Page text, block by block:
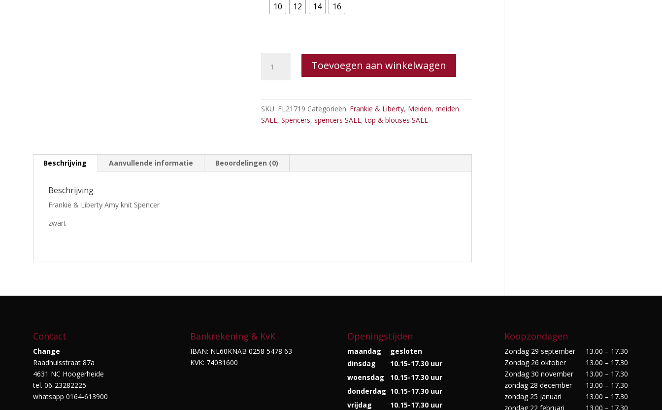
10 12 14 16
aantal
Toevoegen aan winkelwagen
SKU: FL21719 Categorieën: Frankie & Liberty, Meiden,meiden
SALE,Spencers,spencers SALE,top & blouses SALE
Beschrijving Aanvullende informatie Beoordelingen (0)
Beschrijving
Frankie & Liberty Amy knit Spencer
zwart
Contact
Change
Raadhuisstraat 87a
4631 NC Hoogerheide
tel. 06-23282225
whatsapp 0164-613900
Bankrekening & KvK
IBAN: NL60KNAB 0258 5478 63
KVK: 74031600
Openingstijden
maandag
gesloten
dinsdag
10.15-17.30 uur
woensdag
10.15-17.30 uur
donderdag 10.15-17.30 uur
vrijdag
10.15-17.30 uur
Koopzondagen
Zondag 29 september
13.00 – 17.30
Zondag 26 oktober
13.00 – 17.30
Zondag 30 november
13.00 – 17.30
zondag 28 december
13.00 – 17.30
zondag 25 januari
13.00 – 17.30
zondag 22 februari
13.00 – 17.30